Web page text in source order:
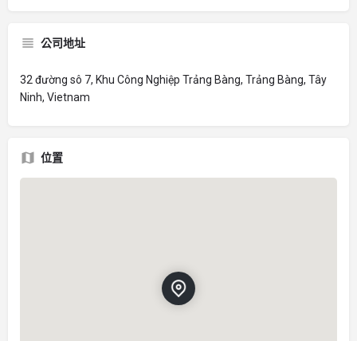
公司地址
32 đường sô 7, Khu Công Nghiệp Trảng Bàng, Trảng Bàng, Tây
Ninh, Vietnam
位置